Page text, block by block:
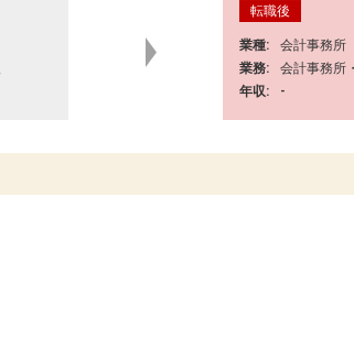
転職後
業種
会計事務所
業務
会計事務所
年収
-